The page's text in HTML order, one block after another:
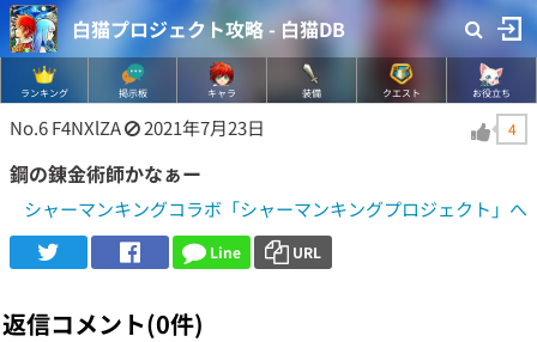
白猫プロジェクト攻略 - 白猫DB
ランキング 掲示板 キャラ 装備 クエスト お役立ち
No.6F4NXlZA 2021年7月23日 4
鋼の錬金術師かなぁー
シャーマンキングコラボ「シャーマンキングプロジェクト」へ
Line URL
返信コメント(0件)